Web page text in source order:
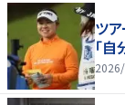
ツ
「